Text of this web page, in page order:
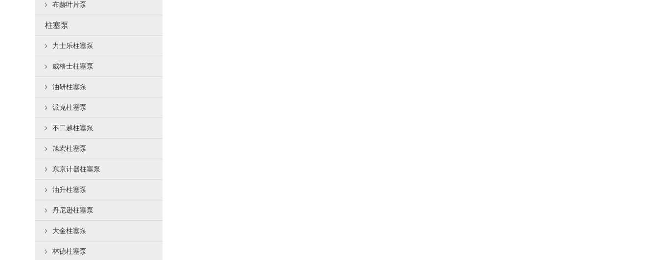
布赫叶片泵
柱塞泵
力士乐柱塞泵
威格士柱塞泵
油研柱塞泵
派克柱塞泵
不二越柱塞泵
旭宏柱塞泵
东京计器柱塞泵
油升柱塞泵
丹尼逊柱塞泵
大金柱塞泵
林德柱塞泵